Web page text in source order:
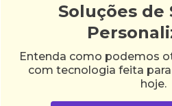
Soluções de
Entenda como podemos
com tecnologia feita
hoje.